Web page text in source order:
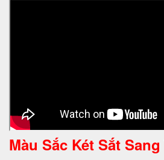
Màu Sắc Két Sắt